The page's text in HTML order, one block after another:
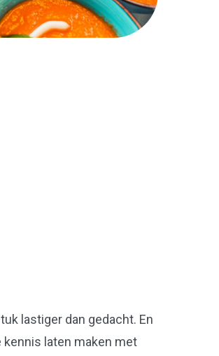
lastiger dan gedacht. En
laten maken met